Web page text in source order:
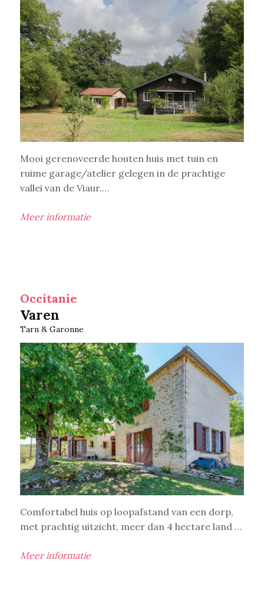
Mooi gerenoveerde houten huis met tuin en
ruime garage/atelier gelegen in de prachtige
vallei van de Viaur.…
Meer informatie
Occitanie
Varen
Tarn & Garonne
Comfortabel huis op loopafstand van een dorp,
met prachtig uitzicht, meer dan 4 hectare land …
Meer informatie